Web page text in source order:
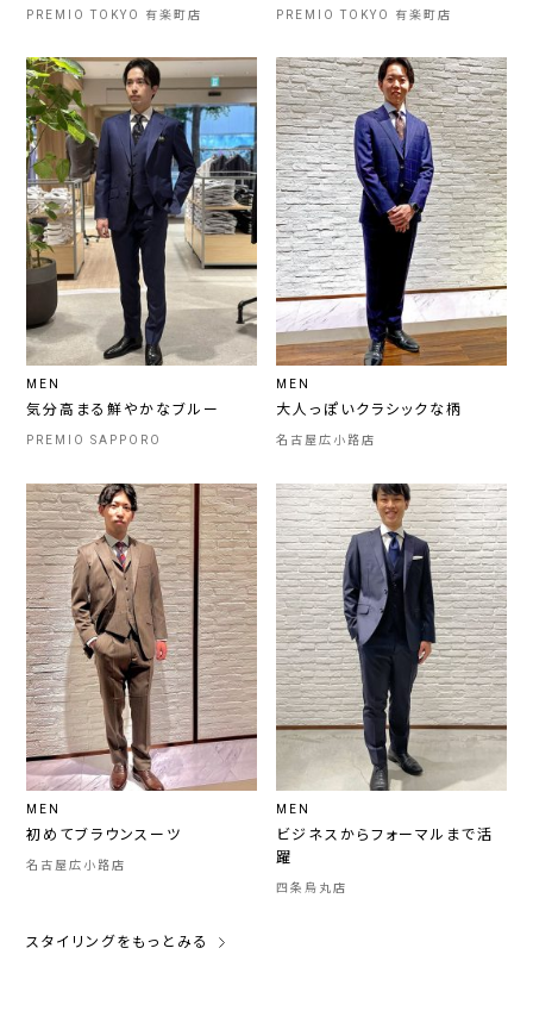
PREMIO TOKYO 有楽町店 PREMIO TOKYO 有楽町店
MEN
気分高まる鮮やかなブルー
PREMIO SAPPORO
MEN
大人っぽいクラシックな柄
名古屋広小路店
MEN
初めてブラウンスーツ
名古屋広小路店
MEN
ビジネスからフォーマルまで活
躍
四条烏丸店
スタイリングをもっとみる